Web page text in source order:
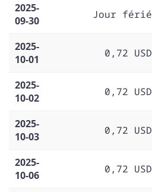
2025-
09-30
Jour férié
2025-
10-01
0,72 USD
2025-
10-02
0,72 USD
2025-
10-03
0,72 USD
2025-
10-06
0,72 USD